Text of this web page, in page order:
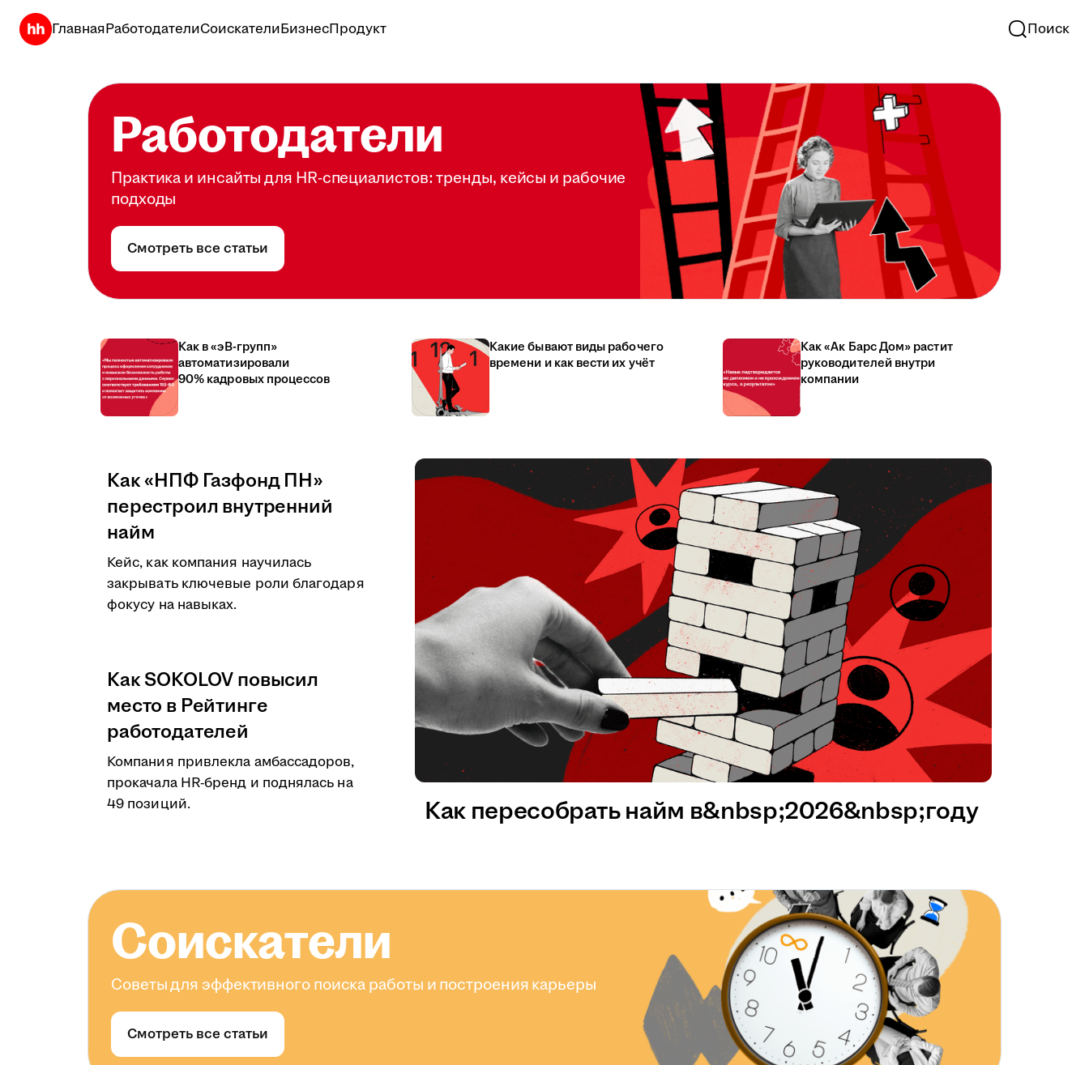
ГлавнаяРаботодателиСоискателиБизнесПродукт Поиск
Работодатели
Практика и инсайты для HR-специалистов: тренды, кейсы и рабочие
подходы
Смотреть все статьи
Как в «эВ-групп»
автоматизировали
90% кадровых процессов
Какие бывают виды рабочего
времени и как вести их учёт
Как «Ак Барс Дом» растит
руководителей внутри
компании
Как «НПФ Газфонд ПН»
перестроил внутренний
найм
Кейс, как компания научилась
закрывать ключевые роли благодаря
фокусу на навыках.
Как SOKOLOV повысил
место в Рейтинге
работодателей
Компания привлекла амбассадоров,
прокачала HR-бренд и поднялась на
49 позиций.
Как пересобрать найм в&nbsp;2026&nbsp;году
Соискатели
Советы для эффективного поиска работы и построения карьеры
Смотреть все статьи